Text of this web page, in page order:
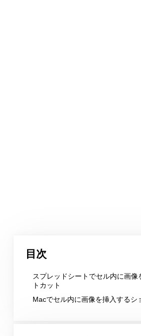
目次
スプレッドシートでセル内に画像
トカット
Macでセル内に画像を挿入するシ